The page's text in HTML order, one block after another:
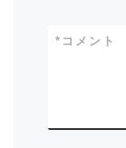
コメント
*